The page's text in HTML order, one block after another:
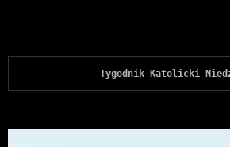
Tygodnik Katolicki